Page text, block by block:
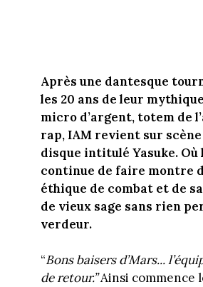
Après une dantesque
les 20 ans de leur
micro d’argent, totem de
rap, IAM revient sur scène
disque intitulé Yasuke. Où
continue de faire montre
éthique de combat et de
de vieux sage sans rien
verdeur.
“Bons baisers d’Mars...
de retour.”Ainsi commence